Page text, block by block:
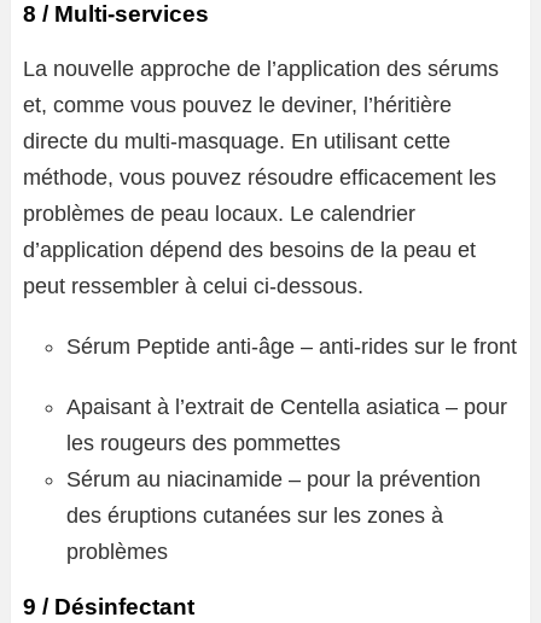
8 / Multi-services
La nouvelle approche de l’application des sérums
et, comme vous pouvez le deviner, l’héritière
directe du multi-masquage. En utilisant cette
méthode, vous pouvez résoudre efficacement les
problèmes de peau locaux. Le calendrier
d’application dépend des besoins de la peau et
peut ressembler à celui ci-dessous.
Sérum Peptide anti-âge – anti-rides sur le front
Apaisant à l’extrait de Centella asiatica – pour
les rougeurs des pommettes
Sérum au niacinamide – pour la prévention
des éruptions cutanées sur les zones à
problèmes
9 / Désinfectant